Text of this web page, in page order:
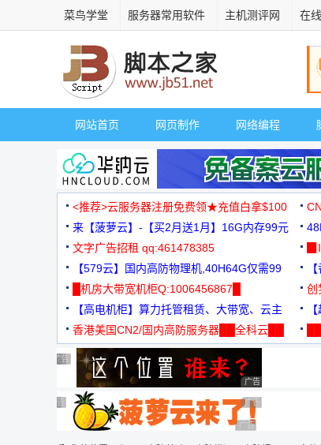
菜鸟学堂 服务器常用软件 主机测评网 在
网站首页 网页制作 网络编程
<推荐>云服务器注册免费领★充值白拿$100
来【菠萝云】-【买2月送1月】16G内存99元
文字广告招租 qq:461478385
【579云】国内高防物理机,40H64G仅需99
元
█机房大带宽机柜Q:1006456867█
创
【高电机柜】算力托管租赁、大带宽、云主
机
香港美国CN2/国内高防服务器██全科云██
广告 商业广告，理性选择
广告 商业广告，理性选择
广告 商业广告，理性选择
广告 商业广告，理性选择
广告 商业广告，理
广告 商业广告，理性选择
广告 商业广告，理性选择
广告 商业广告，理性选择
广告 商业广告，理性
广告 商业广告，理性